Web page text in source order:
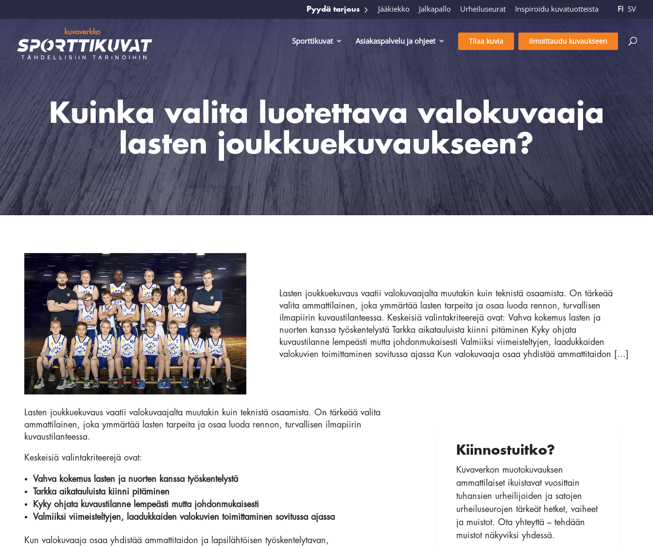
Pyydä tarjous Jääkiekko Jalkapallo Urheiluseurat Inspiroidu kuvatuotteista FI SV
Sporttikuvat Asiakaspalvelu ja ohjeet Tilaa kuvia Ilmoittaudu kuvaukseen
Kuinka valita luotettava valokuvaaja
lasten joukkuekuvaukseen?
Lasten joukkuekuvaus vaatii valokuvaajalta muutakin kuin teknistä osaamista. On tärkeää
valita ammattilainen, joka ymmärtää lasten tarpeita ja osaa luoda rennon, turvallisen
ilmapiirin kuvaustilanteessa. Keskeisiä valintakriteerejä ovat: Vahva kokemus lasten ja
nuorten kanssa työskentelystä Tarkka aikatauluista kiinni pitäminen Kyky ohjata
kuvaustilanne lempeästi mutta johdonmukaisesti Valmiiksi viimeisteltyjen, laadukkaiden
valokuvien toimittaminen sovitussa ajassa Kun valokuvaaja osaa yhdistää ammattitaidon […]
Lasten joukkuekuvaus vaatii valokuvaajalta muutakin kuin teknistä osaamista. On tärkeää valita
ammattilainen, joka ymmärtää lasten tarpeita ja osaa luoda rennon, turvallisen ilmapiirin
kuvaustilanteessa.
Keskeisiä valintakriteerejä ovat:
Vahva kokemus lasten ja nuorten kanssa työskentelystä
Tarkka aikatauluista kiinni pitäminen
Kyky ohjata kuvaustilanne lempeästi mutta johdonmukaisesti
Valmiiksi viimeisteltyjen, laadukkaiden valokuvien toimittaminen sovitussa ajassa
Kun valokuvaaja osaa yhdistää ammattitaidon ja lapsilähtöisen työskentelytavan,
Kiinnostuitko?
Kuvaverkon muotokuvauksen
ammattilaiset ikuistavat vuosittain
tuhansien urheilijoiden ja satojen
urheiluseurojen tärkeät hetket, vaiheet
ja muistot. Ota yhteyttä – tehdään
muistot näkyviksi yhdessä.